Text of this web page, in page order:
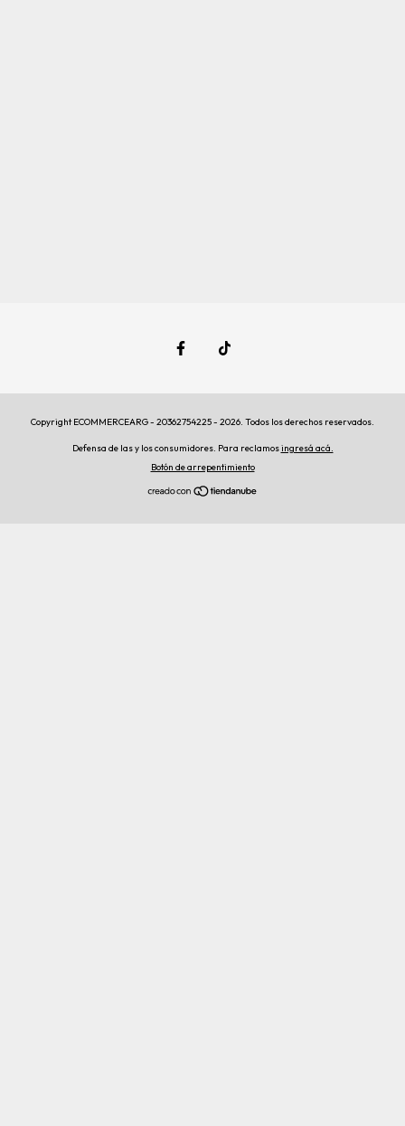
Copyright ECOMMERCEARG - 20362754225 - 2026. Todos los derechos reservados.
Defensa de las y los consumidores. Para reclamosingresá acá.
Botón de arrepentimiento